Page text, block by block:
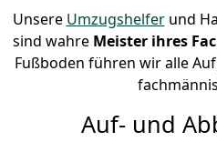
Unsere Umzugshelferund
sind wahre Meister ihres
Fußboden führen wir alle
Auf- und